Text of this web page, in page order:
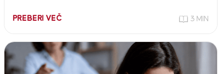
PREBERI VEČ 3 MIN